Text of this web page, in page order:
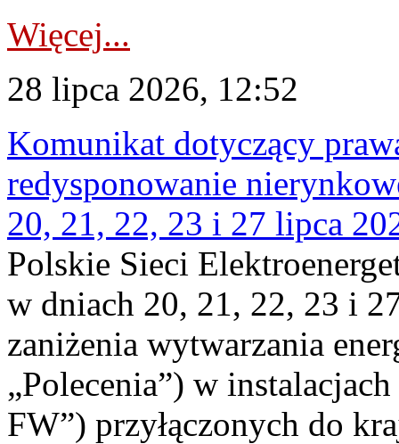
Więcej...
28 lipca 2026, 12:52
Komunikat dotyczący
redysponowanie
20, 21, 22, 23 i 27 lipca
Polskie Sieci
w dniach 20, 21, 22, 23 i
zaniżenia wytwarzania
„Polecenia”) w
FW”) przyłączonych do